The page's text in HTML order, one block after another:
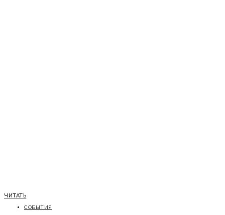
ЧИТАТЬ
СОБЫТИЯ